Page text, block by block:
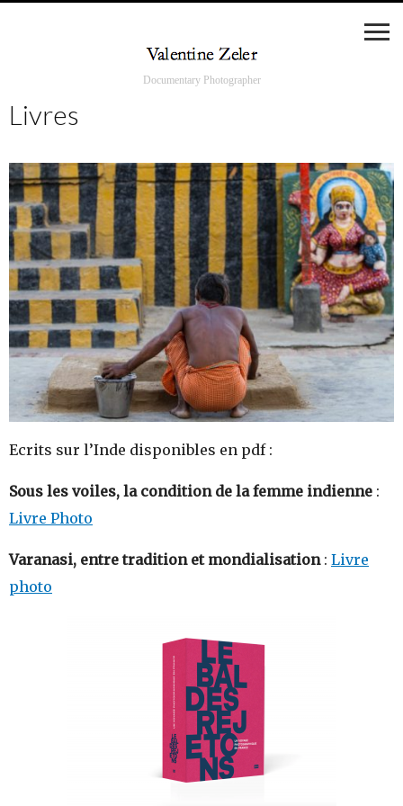
Documentary Photographer
Livres
Ecrits sur l’Inde disponibles en pdf :
Sous les voiles, la condition de la femme indienne :
Livre Photo
Varanasi, entre tradition et mondialisation: Livre
photo